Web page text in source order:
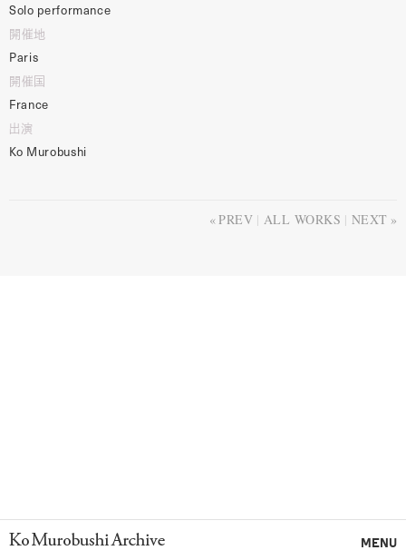
Solo performance
開催地
Paris
開催国
France
出演
Ko Murobushi
PREV ALL WORKS NEXT
MENU